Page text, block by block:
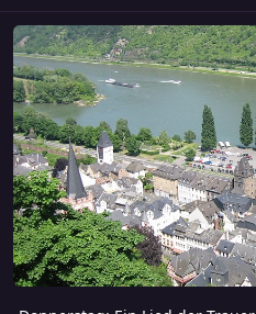
Donnerstag: Ein Lied der Trauer